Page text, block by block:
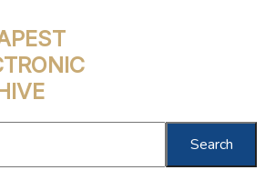
Search